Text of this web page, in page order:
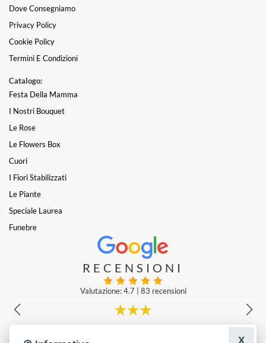
Dove Consegniamo
Privacy Policy
Cookie Policy
Termini E Condizioni
Catalogo:
Festa Della Mamma
I Nostri Bouquet
Le Rose
Le Flowers Box
Cuori
I Fiori Stabilizzati
Le Piante
Speciale Laurea
Funebre
RECENSIONI
Valutazione: 4.7 83 recensioni
Fioreria stra consigliata , ordinato in tarda mattinata
eriggio avevo già la consegna. ComposizioneX